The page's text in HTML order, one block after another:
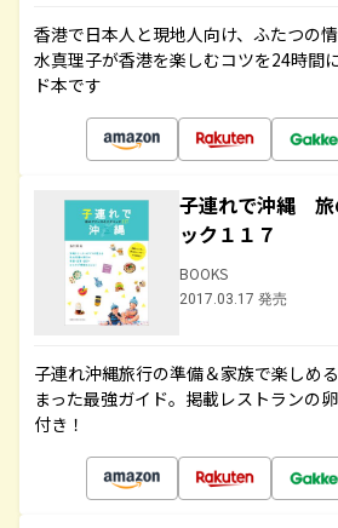
香港で日本人と現地人向け、ふたつの
水真理子が香港を楽しむコツを24時間
ド本です
子連れで沖縄 旅
ック１１７
BOOKS
2017.03.17 発売
子連れ沖縄旅行の準備＆家族で楽しめ
まった最強ガイド。掲載レストランの
付き！